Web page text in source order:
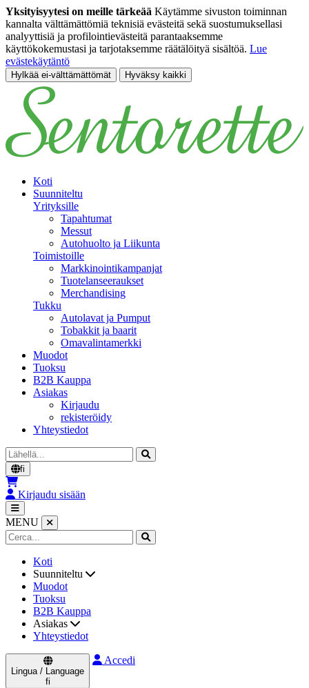
Yksityisyytesi on meille tärkeää Käytämme sivuston toiminnan
kannalta välttämättömiä teknisiä evästeitä sekä suostumuksellasi
analyyttisiä ja profilointievästeitä parantaaksemme
käyttökokemustasi ja tarjotaksemme räätälöityä sisältöä. Lue
evästekäytäntö
Hylkää ei-välttämättömät Hyväksy kaikki
Siirry pääsisältöön
Koti
Suunniteltu
Yrityksille
Tapahtumat
Messut
Autohuolto ja Liikunta
Toimistoille
Markkinointikampanjat
Tuotelanseeraukset
Merchandising
Tukku
Autolavat ja Pumput
Tobakkit ja baarit
Omavalintamerkki
Muodot
Tuoksu
B2B Kauppa
Asiakas
Kirjaudu
rekisteröidy
Yhteystiedot
Cerca
fi
Kirjaudu sisään
MENU
Koti
Suunniteltu
Muodot
Tuoksu
B2B Kauppa
Asiakas
Yhteystiedot
Lingua / Language
fi
Accedi